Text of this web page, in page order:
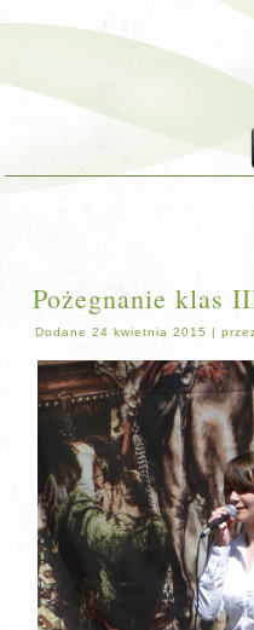
Pożegnanie klas
Dodane 24 kwietnia 2015 |